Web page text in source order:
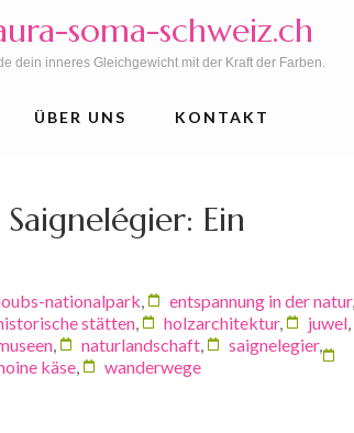
soma-schweiz.ch
dein inneres Gleichgewicht mit der Kraft der Farben.
ÜBER UNS KONTAKT
Ein
nationalpark entspannung in der natur,
stätten holzarchitektur, juwel
naturlandschaft saignelegier,
käse wanderwege